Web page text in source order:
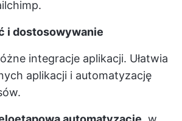
i dostosowywanie
integracje aplikacji. Ułatwia
aplikacji i automatyzację